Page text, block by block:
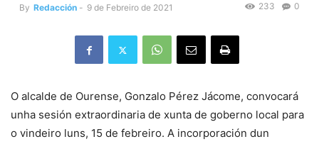
By Redacción - 9 de Febreiro de 2021 0
233
O alcalde de Ourense, Gonzalo Pérez Jácome, convocará
unha sesión extraordinaria de xunta de goberno local para
o vindeiro luns, 15 de febreiro. A incorporación dun